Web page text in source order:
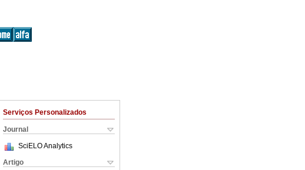
Serviços Personalizados
Journal
SciELO Analytics
Artigo